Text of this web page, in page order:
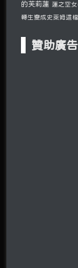
的芙莉蓮 蓮之空
轉生變成史萊姆這
贊助廣